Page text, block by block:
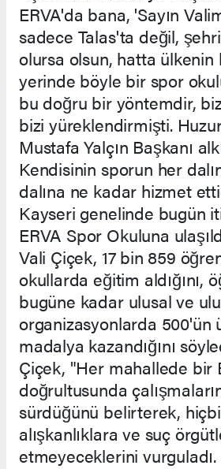
ERVA'da bana, 'Sayın
sadece Talas'ta değil,
olursa olsun, hatta
yerinde böyle bir spor
bu doğru bir yöntemdir,
bizi yüreklendirmişti.
Mustafa Yalçın Başkanı
Kendisinin sporun her
dalına ne kadar hizmet
Kayseri genelinde bugün
ERVA Spor Okuluna
Vali Çiçek, 17 bin 859
okullarda eğitim aldığını,
bugüne kadar ulusal ve
organizasyonlarda 500'ün
madalya kazandığını
Çiçek, "Her mahallede bir
doğrultusunda
sürdüğünü belirterek,
alışkanlıklara ve suç
etmeyeceklerini vurguladı.